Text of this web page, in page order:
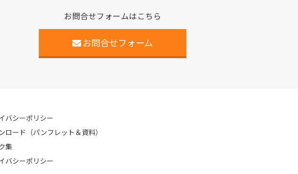
お問合せフォームはこちら
お問合せフォーム
バシーポリシー
ロード（パンフレット＆資料）
集
バシーポリシー